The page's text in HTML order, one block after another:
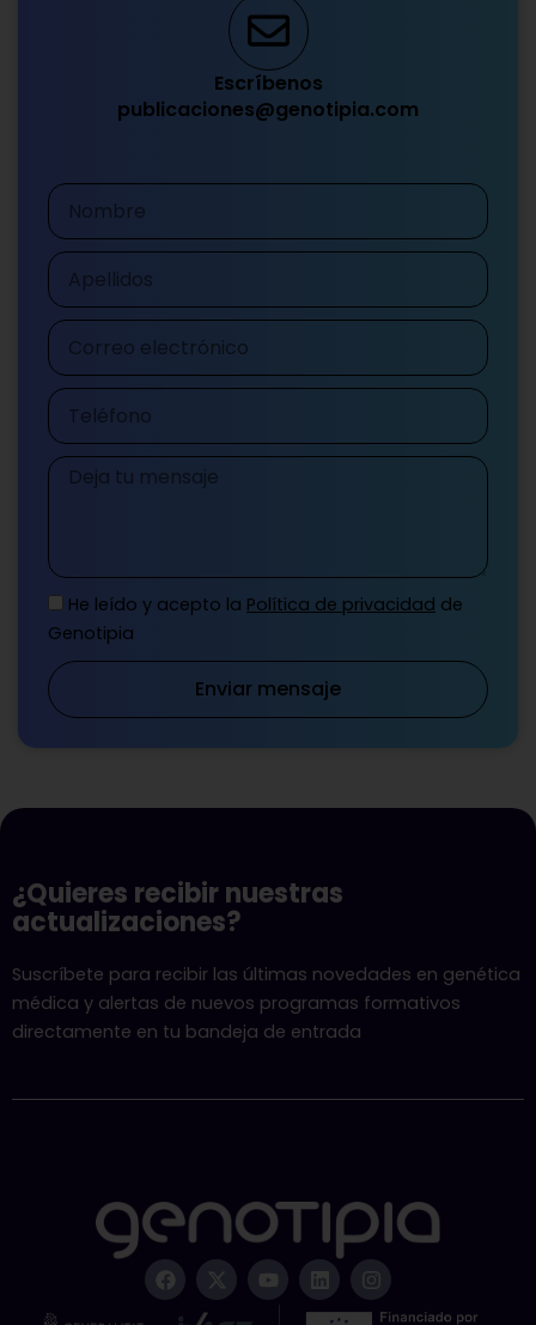
Escríbenos
publicaciones@genotipia.com
Nombre
Apellidos
Correo
electrónico
Teléfono
Mensaje
He leído y acepto la Política de privacidad de
Genotipia
Enviar mensaje
¿Quieres recibir nuestras
actualizaciones?
Suscríbete para recibir las últimas novedades en genética
médica y alertas de nuevos programas formativos
directamente en tu bandeja de entrada
F
a
c
X
-
t
Y
o
u
L
i
n
I
n
s